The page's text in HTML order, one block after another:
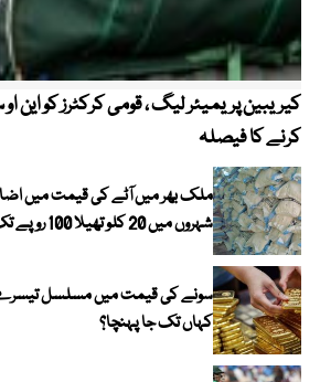
کرنے کا فیصلہ
ملک بھر میں آٹے کی قیمت میں
شہروں میں 20 کلو تھیلا 100 روپے تک مہنگا
سونے کی قیمت میں مسلسل تیسرے
کہاں تک جا پہنچا؟